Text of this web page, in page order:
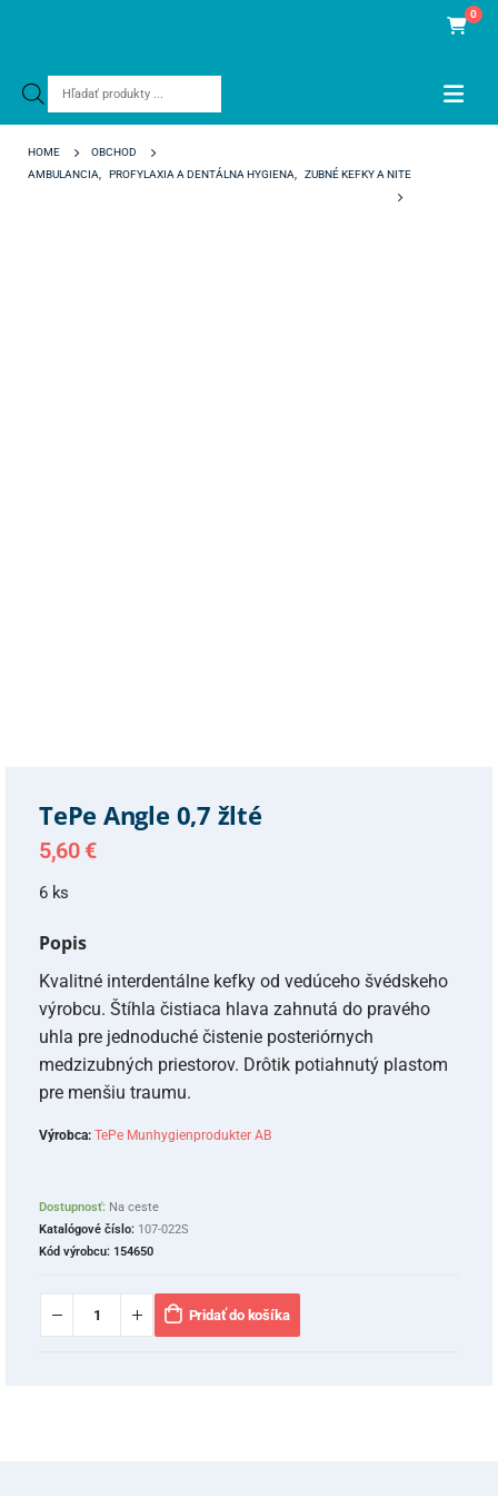
Products
0
HOME
OBCHOD
AMBULANCIA
PROFYLAXIA A DENTÁLNA HYGIENA ZUBNÉ KEFKY A NITE
TePe Angle 0,7 žlté
5,60 €
6 ks
Popis
Kvalitné interdentálne kefky od vedúceho švédskeho
výrobcu. Štíhla čistiaca hlava zahnutá do pravého
uhla pre jednoduché čistenie posteriórnych
medzizubných priestorov. Drôtik potiahnutý plastom
pre menšiu traumu.
Výrobca: TePe Munhygienprodukter AB
Dostupnosť: Na ceste
Katalógové číslo: 107-022S
Kód výrobcu: 154650
Pridať do košíka